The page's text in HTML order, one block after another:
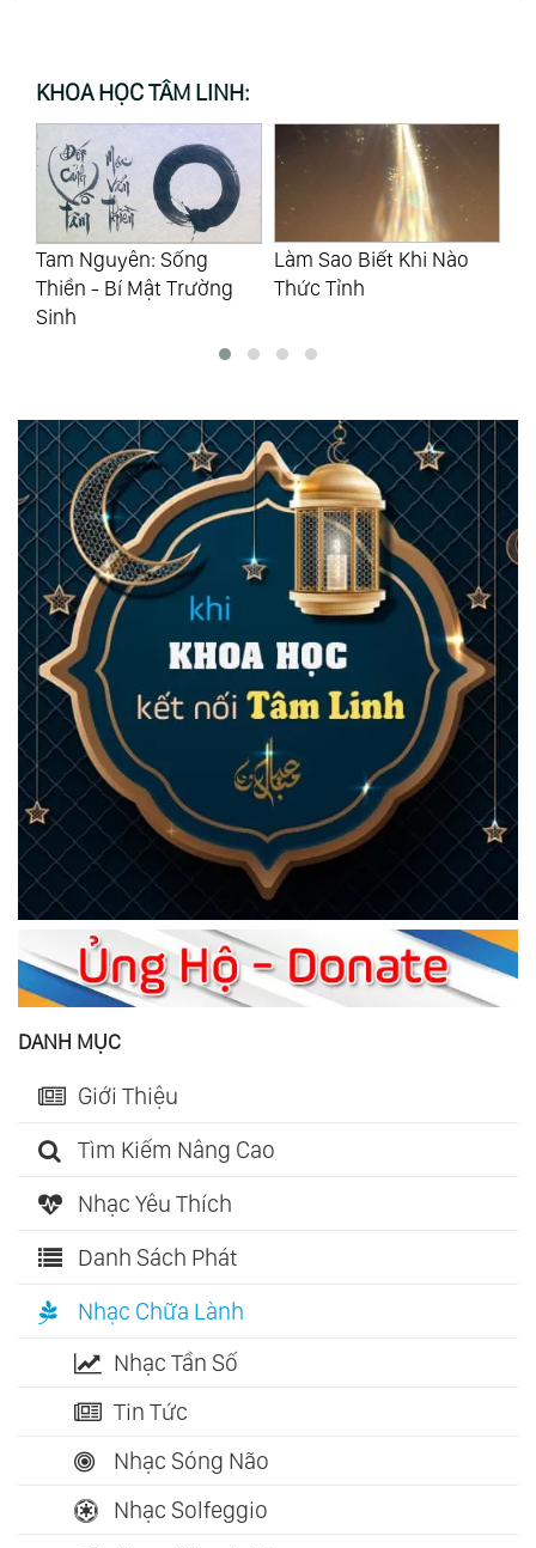
KHOA HỌC TÂM LINH:
Sống
Trường
Làm Sao Biết Khi Nào
Thức Tỉnh
Khi Im Lặng Bạn
DANH MỤC
Giới Thiệu
Tìm Kiếm Nâng Cao
Nhạc Yêu Thích
Danh Sách Phát
Nhạc Chữa Lành
Nhạc Tần Số
Tin Tức
Nhạc Sóng Não
Nhạc Solfeggio